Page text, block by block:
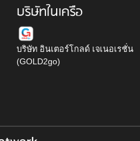
บริษัทในเครือ
บริษัท อินเตอร์โกลด์ เจเนอเรชั่น
(GOLD2go)